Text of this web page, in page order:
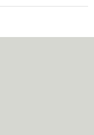
prezentują się
z myślą o
wszystkim do
zadbać o
modelu do